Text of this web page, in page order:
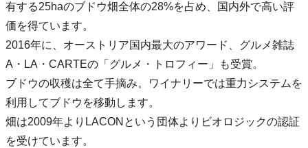
有する25haのブドウ畑全体の28%を占め、国内外で高い評
価を得ています。
2016年に、オーストリア国内最大のアワード、グルメ雑誌
A・LA・CARTEの「グルメ・トロフィー」も受賞。
ブドウの収穫は全て手摘み。ワイナリーでは重力システムを
利用してブドウを移動します。
畑は2009年よりLACONという団体よりビオロジックの認証
を受けています。